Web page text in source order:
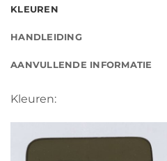
KLEUREN
HANDLEIDING
AANVULLENDE INFORMATIE
Kleuren: